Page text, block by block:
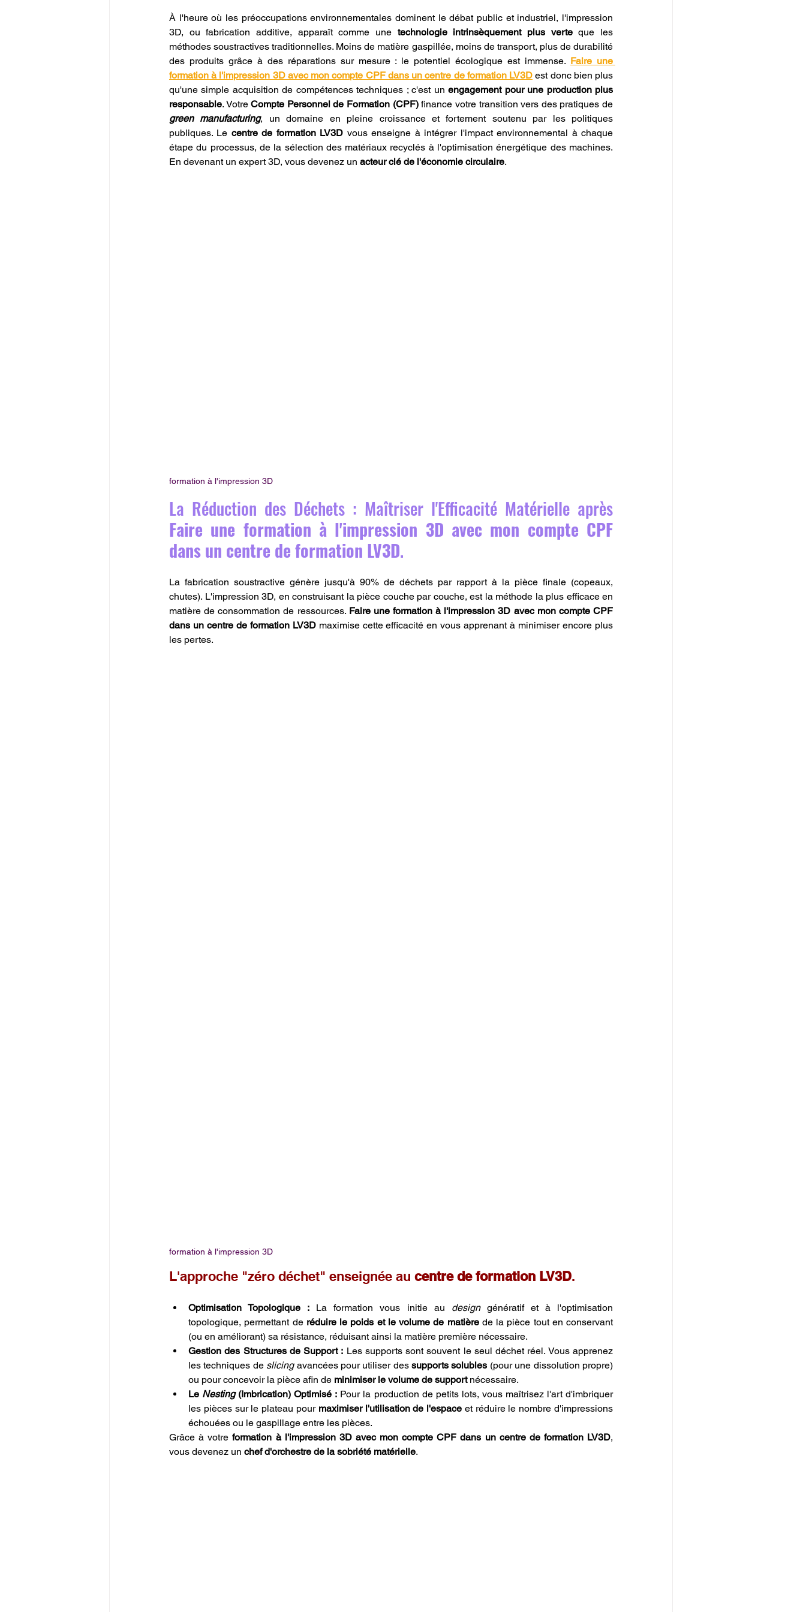
À l'heure où les préoccupations environnementales dominent le débat public et industriel, l'impression
3D, ou fabrication additive, apparaît comme une technologie intrinsèquement plus verte que les
méthodes soustractives traditionnelles. Moins de matière gaspillée, moins de transport, plus de durabilité
des produits grâce à des réparations sur mesure : le potentiel écologique est immense. Faire une
formation à l'impression 3D avec mon compte CPF dans un centre de formation LV3D est donc bien plus
qu'une simple acquisition de compétences techniques ; c'est un engagement pour une production plus
responsable. Votre Compte Personnel de Formation (CPF)
green manufacturing, un domaine en pleine croissance et fortement soutenu par les politiques
publiques. Le centre de formation LV3D vous enseigne à intégrer l'impact environnemental à chaque
étape du processus, de la sélection des matériaux recyclés à l'optimisation énergétique des machines.
En devenant un expert 3D, vous devenez un acteur clé de l'économie circulaire.
formation à l'impression 3D
Faire une formation à l'impression 3D avec mon compte CPF
dans un centre de formation LV3D.
La fabrication soustractive génère jusqu'à 90% de déchets par rapport à la pièce finale (copeaux,
chutes). L'impression 3D, en construisant la pièce couche par couche, est la méthode la plus efficace en
matière de consommation de ressources. Faire une formation à l'impression 3D avec mon compte CPF
dans un centre de formation LV3D maximise cette efficacité en vous apprenant à minimiser encore plus
les pertes.
formation à l'impression 3D
L'approche "zéro déchet" enseignée au centre de formation LV3D.
Optimisation Topologique : La formation vous initie au design génératif et à l'optimisation
topologique, permettant de réduire le poids et le volume de matière de la pièce tout en conservant
(ou en améliorant) sa résistance, réduisant ainsi la matière première nécessaire.
Gestion des Structures de Support : Les supports sont souvent le seul déchet réel. Vous apprenez
les techniques de slicing avancées pour utiliser des supports solubles (pour une dissolution propre)
ou pour concevoir la pièce afin de minimiser le volume de support nécessaire.
Le Nesting (Imbrication) Optimisé : Pour la production de petits lots, vous maîtrisez l'art d'imbriquer
les pièces sur le plateau pour maximiser l'utilisation de l'espace et réduire le nombre d'impressions
échouées ou le gaspillage entre les pièces.
Grâce à votre formation à l'impression 3D avec mon compte CPF dans un centre de formation LV3D,
vous devenez un chef d'orchestre de la sobriété matérielle.